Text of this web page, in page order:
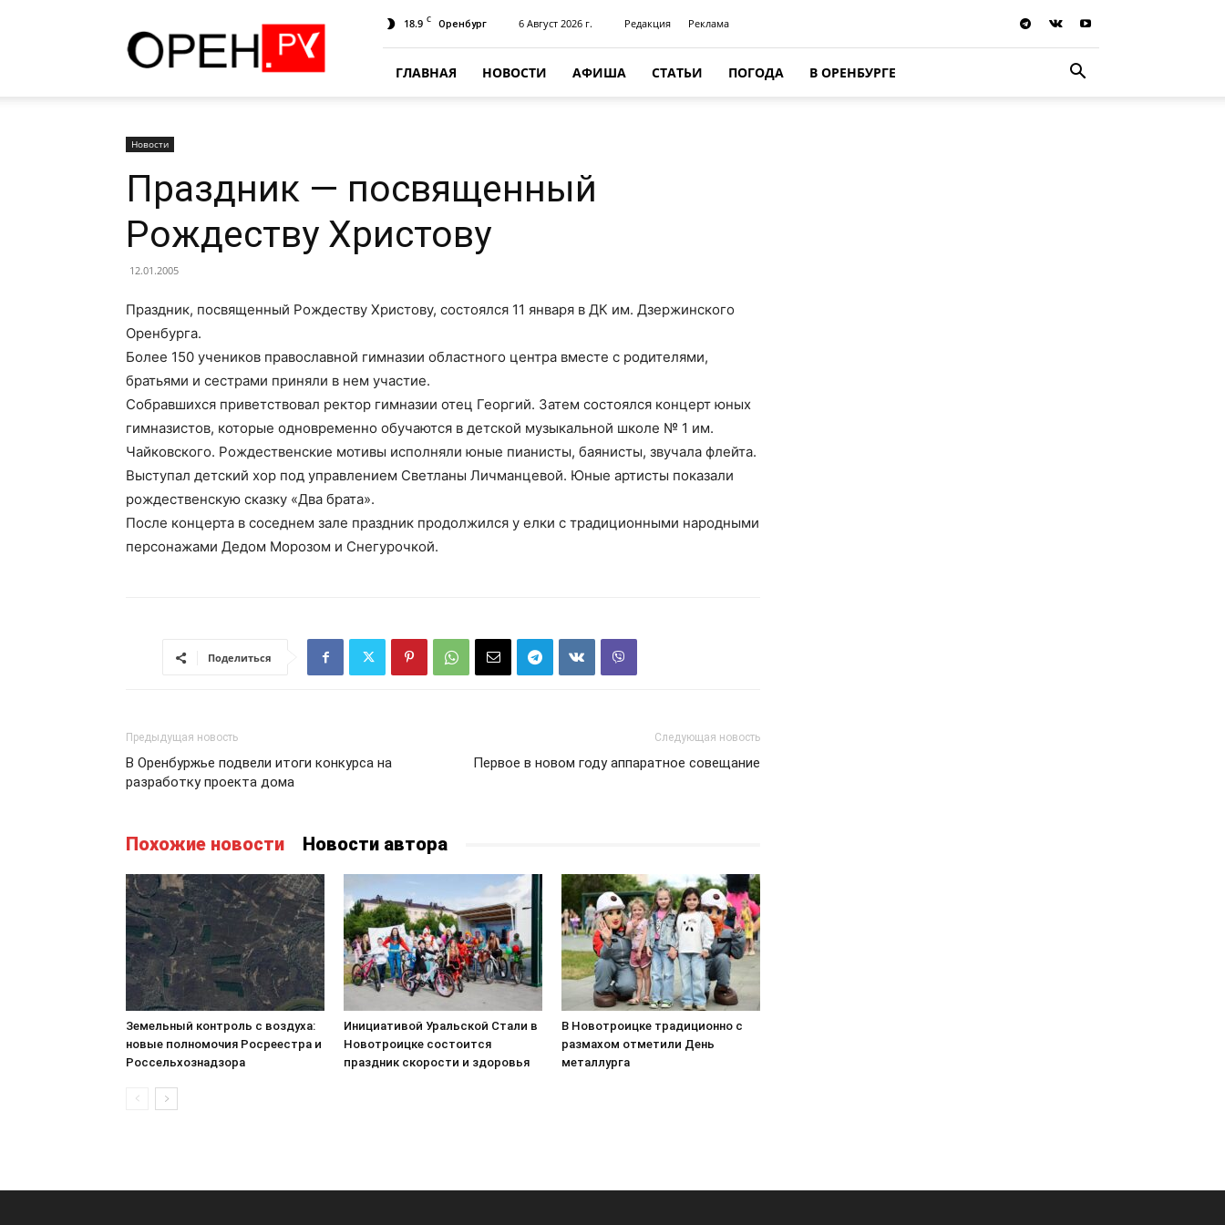
18.9 C Оренбург 6 Август 2026 г. Редакция Реклама
ГЛАВНАЯ НОВОСТИ АФИША СТАТЬИ ПОГОДА В ОРЕНБУРГЕ
Новости
Праздник — посвященный
Рождеству Христову
12.01.2005
Праздник, посвященный Рождеству Христову, состоялся 11 января в ДК им. Дзержинского
Оренбурга.
Более 150 учеников православной гимназии областного центра вместе с родителями,
братьями и сестрами приняли в нем участие.
Собравшихся приветствовал ректор гимназии отец Георгий. Затем состоялся концерт юных
гимназистов, которые одновременно обучаются в детской музыкальной школе № 1 им.
Чайковского. Рождественские мотивы исполняли юные пианисты, баянисты, звучала флейта.
Выступал детский хор под управлением Светланы Личманцевой. Юные артисты показали
рождественскую сказку «Два брата».
После концерта в соседнем зале праздник продолжился у елки с традиционными народными
персонажами Дедом Морозом и Снегурочкой.
Поделиться
Предыдущая новость
В Оренбуржье подвели итоги конкурса на
разработку проекта дома
Следующая новость
Первое в новом году аппаратное совещание
Похожие новости Новости автора
Земельный контроль с воздуха:
новые полномочия Росреестра и
Россельхознадзора
Инициативой Уральской Стали в
Новотроицке состоится
праздник скорости и здоровья
В Новотроицке традиционно с
размахом отметили День
металлурга